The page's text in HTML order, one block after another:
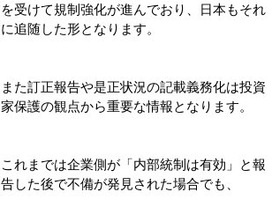
を受けて規制強化が進んでおり、日本もそれ
に追随した形となります。
また訂正報告や是正状況の記載義務化は投資
家保護の観点から重要な情報となります。
これまでは企業側が「内部統制は有効」と報
告した後で不備が発見された場合でも、